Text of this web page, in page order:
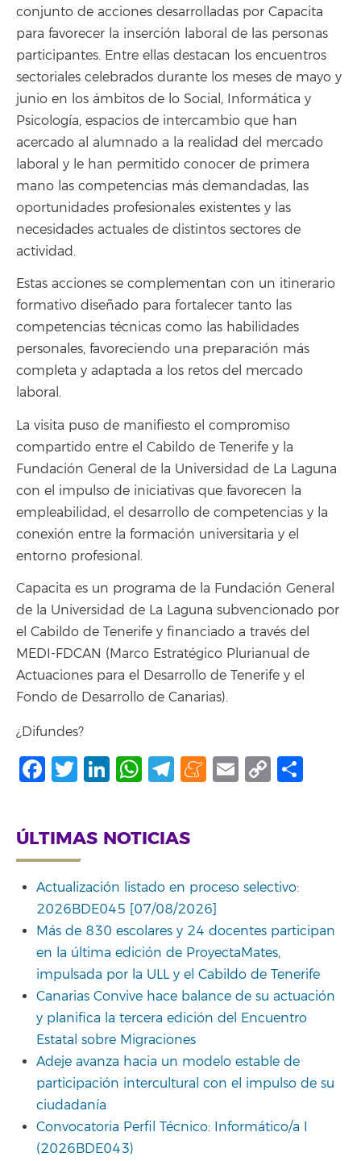
conjunto de acciones desarrolladas por Capacita
para favorecer la inserción laboral de las personas
participantes. Entre ellas destacan los encuentros
sectoriales celebrados durante los meses de mayo y
junio en los ámbitos de lo Social, Informática y
Psicología, espacios de intercambio que han
acercado al alumnado a la realidad del mercado
laboral y le han permitido conocer de primera
mano las competencias más demandadas, las
oportunidades profesionales existentes y las
necesidades actuales de distintos sectores de
actividad.
Estas acciones se complementan con un itinerario
formativo diseñado para fortalecer tanto las
competencias técnicas como las habilidades
personales, favoreciendo una preparación más
completa y adaptada a los retos del mercado
laboral.
La visita puso de manifiesto el compromiso
compartido entre el Cabildo de Tenerife y la
Fundación General de la Universidad de La Laguna
con el impulso de iniciativas que favorecen la
empleabilidad, el desarrollo de competencias y la
conexión entre la formación universitaria y el
entorno profesional.
Capacita es un programa de la Fundación General
de la Universidad de La Laguna subvencionado por
el Cabildo de Tenerife y financiado a través del
MEDI-FDCAN (Marco Estratégico Plurianual de
Actuaciones para el Desarrollo de Tenerife y el
Fondo de Desarrollo de Canarias).
¿Difundes?
Facebook
Twitter
LinkedIn
WhatsApp
Telegram
Meneame
Email
Copy
ÚLTIMAS NOTICIAS
Actualización listado en proceso selectivo:
2026BDE045 [07/08/2026]
Más de 830 escolares y 24 docentes participan
en la última edición de ProyectaMates,
impulsada por la ULL y el Cabildo de Tenerife
Canarias Convive hace balance de su actuación
y planifica la tercera edición del Encuentro
Estatal sobre Migraciones
Adeje avanza hacia un modelo estable de
participación intercultural con el impulso de su
ciudadanía
Convocatoria Perfil Técnico: Informático/a I
(2026BDE043)